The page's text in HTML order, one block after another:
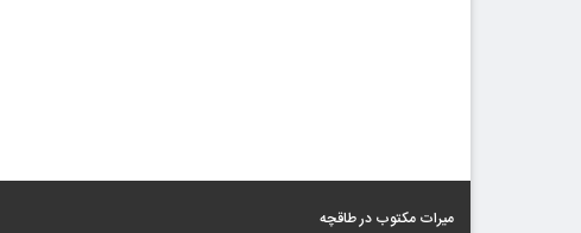
میرات مکتوب در طاقچه